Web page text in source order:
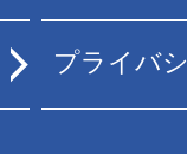
プライバ